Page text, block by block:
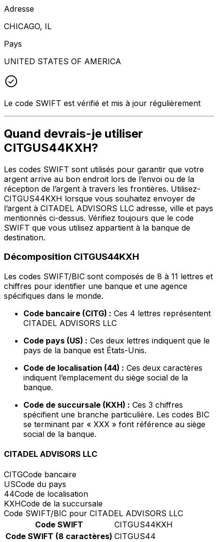
Adresse
CHICAGO, IL
Pays
UNITED STATES OF AMERICA
Le code SWIFT est vérifié et mis à jour régulièrement
Quand devrais-je utiliser
CITGUS44KXH?
Les codes SWIFT sont utilisés pour garantir que votre
argent arrive au bon endroit lors de l’envoi ou de la
réception de l’argent à travers les frontières. Utilisez-
CITGUS44KXH lorsque vous souhaitez envoyer de
l’argent à CITADEL ADVISORS LLC adresse, ville et pays
mentionnés ci-dessus. Vérifiez toujours que le code
SWIFT que vous utilisez appartient à la banque de
destination.
Décomposition CITGUS44KXH
Les codes SWIFT/BIC sont composés de 8 à 11 lettres et
chiffres pour identifier une banque et une agence
spécifiques dans le monde.
Code bancaire (CITG) : Ces 4 lettres représentent
CITADEL ADVISORS LLC
Code pays (US) : Ces deux lettres indiquent que le
pays de la banque est États-Unis.
Code de localisation (44) : Ces deux caractères
indiquent l’emplacement du siège social de la
banque.
Code de succursale (KXH) : Ces 3 chiffres
spécifient une branche particulière. Les codes BIC
se terminant par « XXX » font référence au siège
social de la banque.
CITADEL ADVISORS LLC
CITGCode bancaire
USCode du pays
44Code de localisation
KXHCode de la succursale
Code SWIFT/BIC pour CITADEL ADVISORS LLC
Code SWIFT
CITGUS44KXH
Code SWIFT (8 caractères) CITGUS44